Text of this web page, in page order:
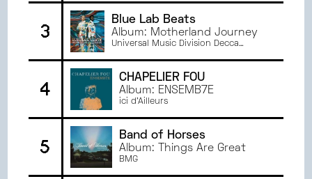
AVRIL2024
MARS2024
FÉVRIER2024
JANVIER2024
DÉCEMBRE2023
NOVEMBRE
2023
OCTOBRE2023
SEPTEMBRE
2023
2023
BREST
MONTPELLIER
ORLÉANS
3
Blue Lab Beats
Album: Motherland Journey
Universal Music Division Decca
4
CHAPELIER FOU
Album: ENSEMB7E
ici d'Ailleurs
5
Band of Horses
Album: Things Are Great
BMG